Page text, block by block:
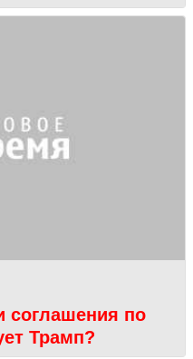
соглашения по
Трамп?